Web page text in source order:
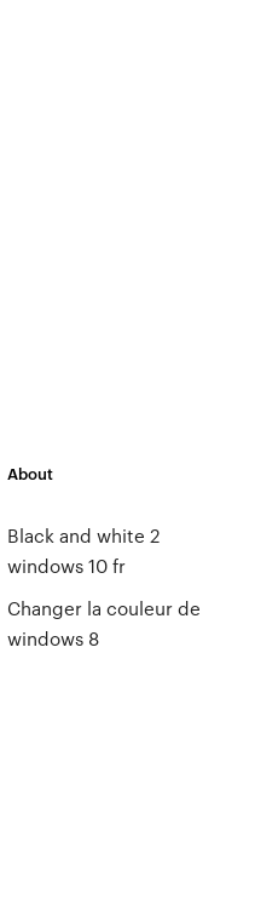
About
Black and white 2
windows 10 fr
Changer la couleur de
windows 8